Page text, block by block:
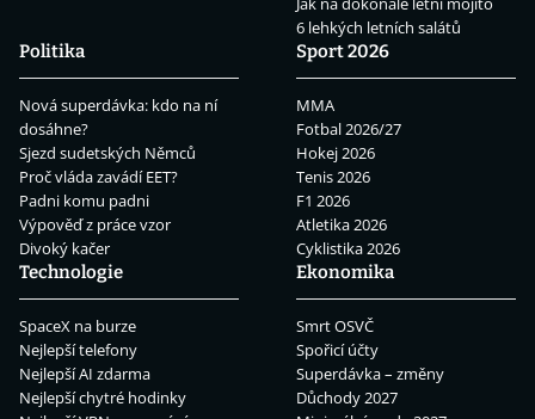
6 lehkých letních salátů
Politika
Nová superdávka: kdo na ní
dosáhne?
Sjezd sudetských Němců
Proč vláda zavádí EET?
Padni komu padni
Výpověď z práce vzor
Divoký kačer
Sport 2026
MMA
Fotbal 2026/27
Hokej 2026
Tenis 2026
F1 2026
Atletika 2026
Cyklistika 2026
Technologie
SpaceX na burze
Nejlepší telefony
Nejlepší AI zdarma
Nejlepší chytré hodinky
Ekonomika
Smrt OSVČ
Spořicí účty
Superdávka – změny
Důchody 2027